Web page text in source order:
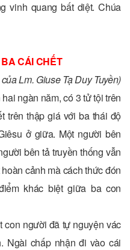
vinh quang bất diệt. Chúa
CÁI CHẾT
Lm. Giuse Tạ Duy Tuyền)
ngàn năm, có 3 tử tội trên
trên thập giá với ba thái độ
ở giữa. Một người bên
bên tả truyền thống vẫn
cảnh mà cách thức đón
khác biệt giữa ba con
con người đã tự nguyện vác
Ngài chấp nhận đi vào cái